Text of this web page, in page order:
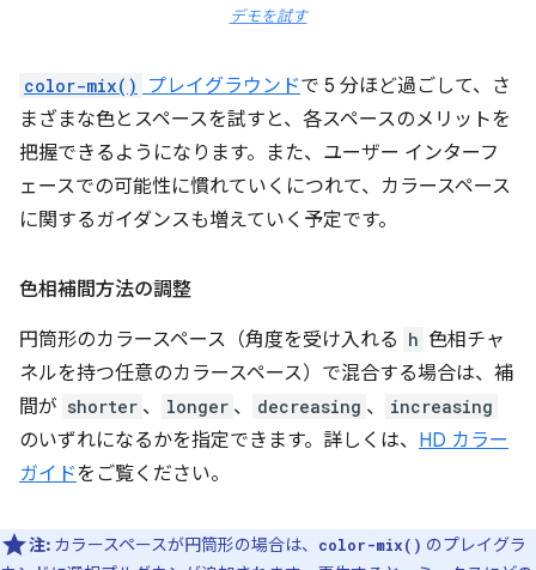
デモを試す
color-mix() プレイグラウンドで 5 分ほど過ごして、さ
まざまな色とスペースを試すと、各スペースのメリットを
把握できるようになります。また、ユーザー インターフ
ェースでの可能性に慣れていくにつれて、カラースペース
に関するガイダンスも増えていく予定です。
色相補間方法の調整
円筒形のカラースペース（角度を受け入れる h 色相チャ
ネルを持つ任意のカラースペース）で混合する場合は、補
間が shorter 、 longer 、 decreasing 、 increasing
のいずれになるかを指定できます。詳しくは、 HD カラー
ガイドをご覧ください。
注: カラースペースが円筒形の場合は、 color-mix() のプレイグラ